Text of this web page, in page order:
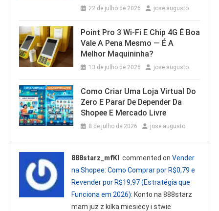
22 de julho de 2026 jose augusto
Point Pro 3 Wi‑Fi E Chip 4G É Boa
Vale A Pena Mesmo — É A
Melhor Maquininha?
13 de julho de 2026 jose augusto
Como Criar Uma Loja Virtual Do
Zero E Parar De Depender Da
Shopee E Mercado Livre
8 de julho de 2026 jose augusto
888starz_mfKl commented onVender
na Shopee: Como Comprar por R$0,79 e
Revender por R$19,97 (Estratégia que
Funciona em 2026): Konto na 888starz
mam juz z kilka miesiecy i stwie